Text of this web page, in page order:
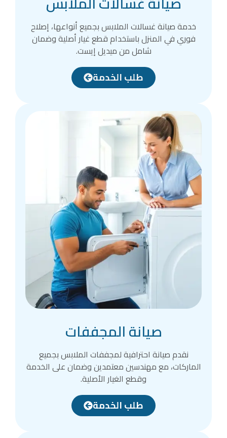
خدمة صيانة غسالات الملابس بجميع أنواعها، إصلاح
فوري في المنزل باستخدام قطع غيار أصلية وضمان
شامل من ميديل إيست.
طلب الخدمة
صيانة المجففات
نقدم صيانة احترافية لمجففات الملابس بجميع
الماركات، مع مهندسين معتمدين وضمان على الخدمة
وقطع الغيار الأصلية.
طلب الخدمة